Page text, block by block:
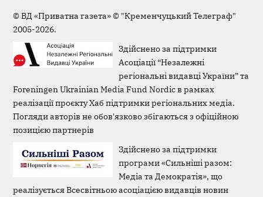
©ВД «Приватна газета»© "Кременчуцький Телеграф"
2005-2026.
Здійснено за підтримки
Асоціації “Незалежні
регіональні видавці України” та
Foreningen Ukrainian Media Fund Nordic в рамках
реалізації проєкту Хаб підтримки регіональних медіа.
Погляди авторів не обов'язково збігаються з офіційною
позицією партнерів
Здійснено за підтримки
програми «Сильніші разом:
Медіа та Демократія», що
реалізується Всесвітньою асоціацією видавців новин